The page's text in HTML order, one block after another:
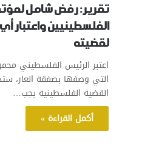
تقرير: رفض شامل
الفلسطينيين واعتبار
لقضيته
اعتبر الرئيس الفلسطيني
التي وصفها بصفقة العار،
القضية الفلسطينية يجب…
أكمل القراءة »